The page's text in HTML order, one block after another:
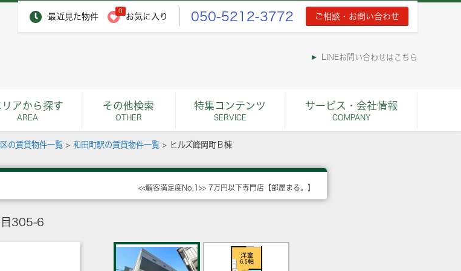
最近見た物件
0
お気に入り 050-5212-3772 ご相談・お問い合わせ
LINEお問い合わせはこちら
リアから探す
AREA
その他検索
OTHER
特集コンテンツ
SERVICE
サービス・会社情報
COMPANY
の賃貸物件一覧 > 和田町駅の賃貸物件一覧 > ヒルズ峰岡町Ｂ棟
<<顧客満足度No.1>> 7万円以下専門店【部屋まる。】
目305-6